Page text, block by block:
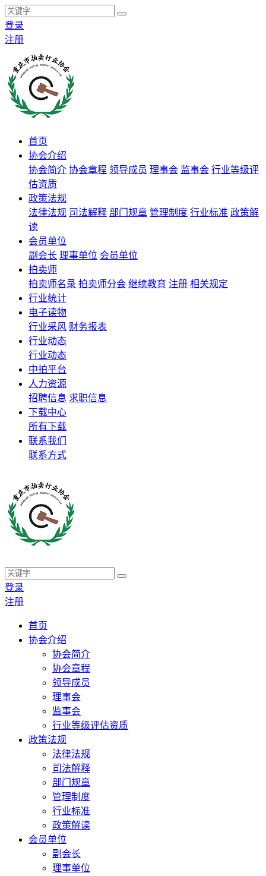
登录
注册
首页
协会介绍
协会简介 协会章程 领导成员 理事会 监事会 行业等级评
估资质
政策法规
法律法规 司法解释 部门规章 管理制度 行业标准 政策解
读
会员单位
副会长 理事单位 会员单位
拍卖师
拍卖师名录 拍卖师分会 继续教育 注册 相关规定
行业统计
电子读物
行业采风 财务报表
行业动态
行业动态
中拍平台
人力资源
招聘信息 求职信息
下载中心
所有下载
联系我们
联系方式
登录
注册
首页
协会介绍
协会简介
协会章程
领导成员
理事会
监事会
行业等级评估资质
政策法规
法律法规
司法解释
部门规章
管理制度
行业标准
政策解读
会员单位
副会长
理事单位